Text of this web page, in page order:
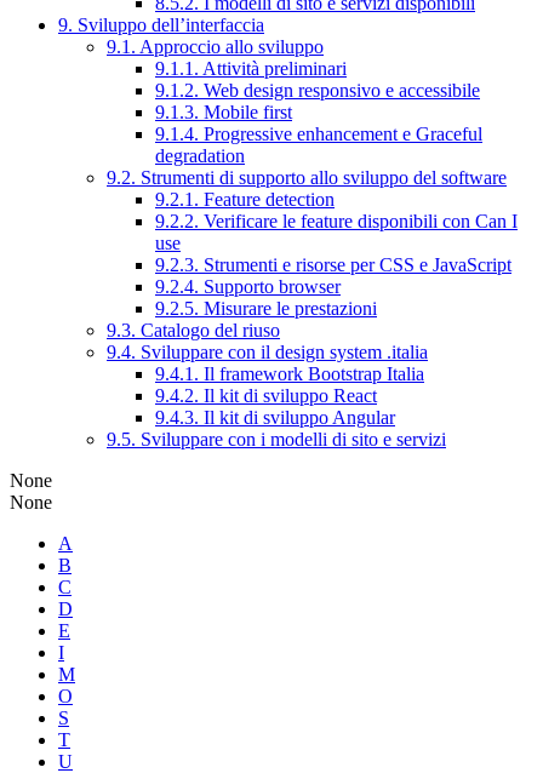
9. Sviluppo dell’interfaccia
9.1. Approccio allo sviluppo
9.1.1. Attività preliminari
9.1.2. Web design responsivo e accessibile
9.1.3. Mobile first
9.1.4. Progressive enhancement e Graceful
degradation
9.2. Strumenti di supporto allo sviluppo del software
9.2.1. Feature detection
9.2.2. Verificare le feature disponibili con Can I
use
9.2.3. Strumenti e risorse per CSS e JavaScript
9.2.4. Supporto browser
9.2.5. Misurare le prestazioni
9.3. Catalogo del riuso
9.4. Sviluppare con il design system .italia
9.4.1. Il framework Bootstrap Italia
9.4.2. Il kit di sviluppo React
9.4.3. Il kit di sviluppo Angular
9.5. Sviluppare con i modelli di sito e servizi
None
None
A
B
C
D
E
I
M
O
S
T
U